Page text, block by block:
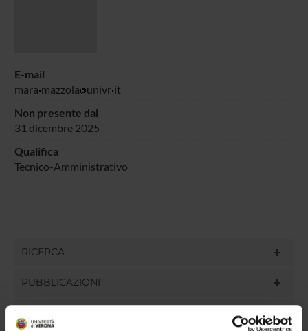
E-mail
mara mazzola univr it
Non presente dal
31 dicembre 2025
Qualifica
Tecnico-Amministrativo
RICERCA
PUBBLICAZIONI